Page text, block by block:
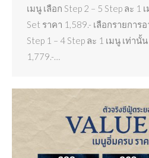
เมนู เลือก Step 2 – 5 Step ละ 1
Set ราคา 1,589.- เลือกรายการ
Step 1 – 4 Step ละ 1 เมนู เท่านั้น
1,779.-…